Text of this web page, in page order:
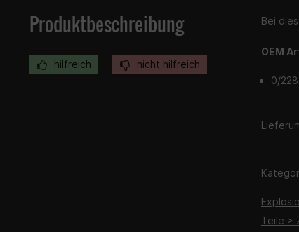
Produktbeschreibung
hilfreich nicht hilfreich
Bei
OEM
0/
Teile >